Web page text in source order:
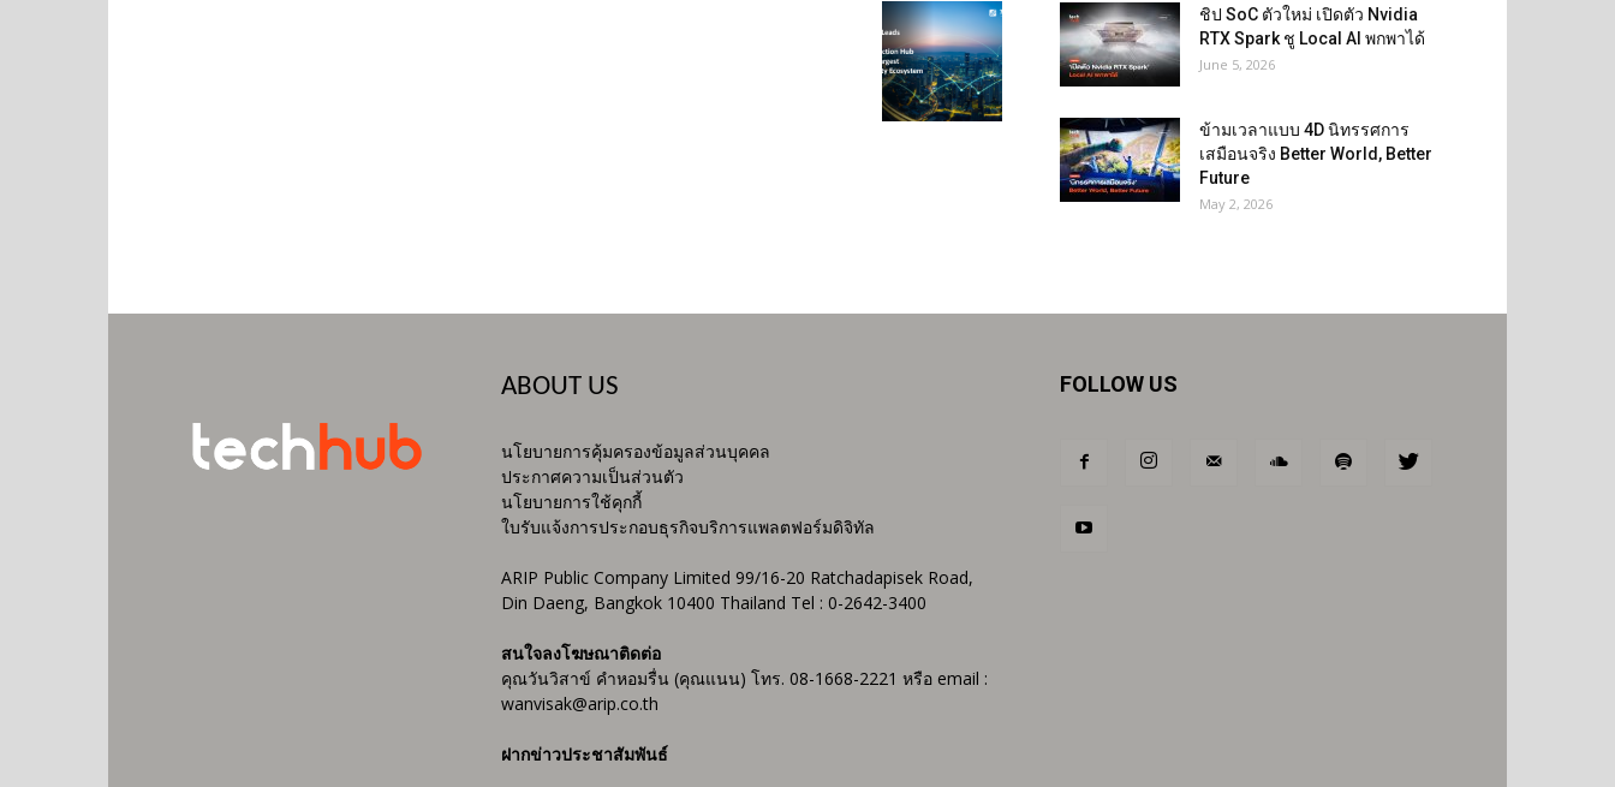
ชิป SoC ตัวใหม่ เปิดตัว Nvidia
RTX Spark ชู Local AI พกพาได้
June 5, 2026
ข้ามเวลาแบบ 4D นิทรรศการ
เสมือนจริง Better World, Better
Future
May 2, 2026
ABOUT US
นโยบายการคุ้มครองข้อมูลส่วนบุคคล
ประกาศความเป็นส่วนตัว
นโยบายการใช้คุกกี้
ใบรับแจ้งการประกอบธุรกิจบริการแพลตฟอร์มดิจิทัล
ARIP Public Company Limited 99/16-20 Ratchadapisek Road,
Din Daeng, Bangkok 10400 Thailand Tel : 0-2642-3400
สนใจลงโฆษณาติดต่อ
คุณวันวิสาข์ คำหอมรื่น (คุณแนน) โทร. 08-1668-2221 หรือ email :
wanvisak@arip.co.th
ฝากข่าวประชาสัมพันธ์
FOLLOW US